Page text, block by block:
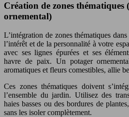
Création de zones
ornemental)
L’intégration de zones thématiques
l’intérêt et de la personnalité à votre
avec ses lignes épurées et ses
havre de paix. Un potager
aromatiques et fleurs comestibles, allie
Ces zones thématiques doivent
l’ensemble du jardin. Utilisez des
haies basses ou des bordures de
sans les isoler complètement.